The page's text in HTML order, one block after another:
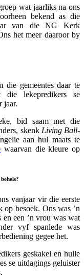
wat jaarliks na ons
bekend as die
van die NG Kerk
het meer daaroor by
die gemeentes daar te
lekepredikers se
jaar.
bid saam met die
skenk Living Ball-
aan hul maats te
waarvan die kleure op
vanjaar vir die eerste
besoek. Ons was ’n
en een ’n vrou was wat
vyf spanlede was
gegee het.
geskakel en hulle
se uitdagings geluister